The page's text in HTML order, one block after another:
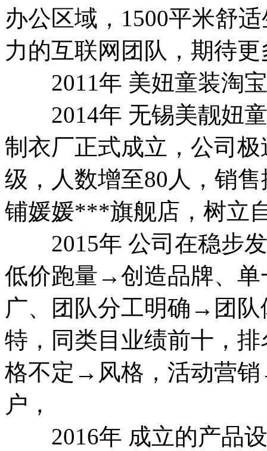
办公区域，1500平米舒
力的互联网团队，期待
2011年 美妞童装淘宝
2014年 无锡美靓妞童
制衣厂正式成立，公司
级，人数增至80人，销
铺媛媛***旗舰店，树立
2015年 公司在稳步发
低价跑量→创造品牌、
广、团队分工明确→团
特，同类目业绩前十，
格不定→风格，活动营
户，
2016年 成立的产品设